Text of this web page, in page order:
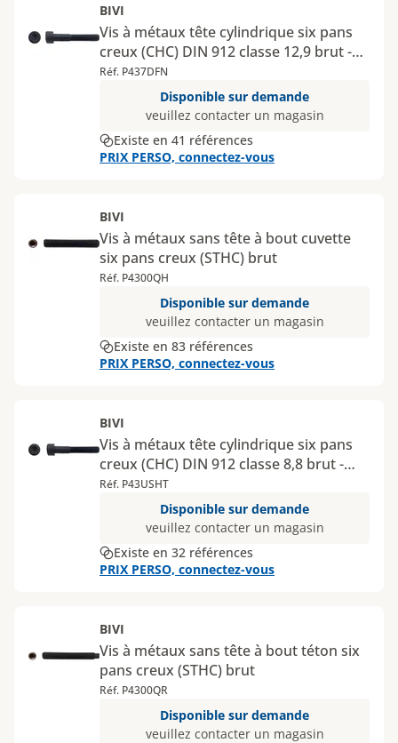
BIVI
Vis à métaux tête cylindrique six pans
creux (CHC) DIN 912 classe 12,9 brut -
Diamètres 22, 24, 27 et 30 mm
Réf. P437DFN
Disponible sur demande
veuillez contacter un magasin
Existe en 41 références
PRIX PERSO, connectez-vous
BIVI
Vis à métaux sans tête à bout cuvette
six pans creux (STHC) brut
Réf. P4300QH
Disponible sur demande
veuillez contacter un magasin
Existe en 83 références
PRIX PERSO, connectez-vous
BIVI
Vis à métaux tête cylindrique six pans
creux (CHC) DIN 912 classe 8,8 brut -
Diamètres 18 et 20 mm
Réf. P43USHT
Disponible sur demande
veuillez contacter un magasin
Existe en 32 références
PRIX PERSO, connectez-vous
BIVI
Vis à métaux sans tête à bout téton six
pans creux (STHC) brut
Réf. P4300QR
Disponible sur demande
veuillez contacter un magasin